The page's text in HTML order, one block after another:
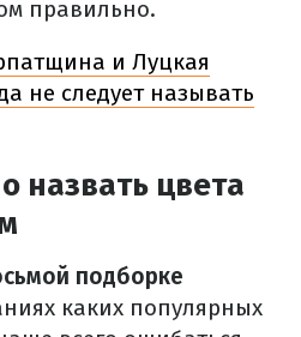
правильно.
и Луцкая
не следует называть
назвать цвета
подборке
каких популярных